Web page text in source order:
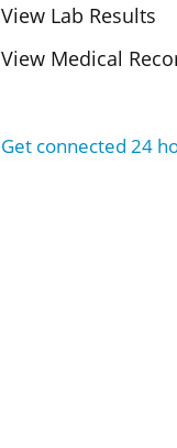
View Lab Results
View Medical
Get connected 24